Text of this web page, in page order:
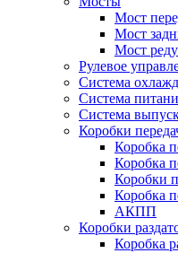
Мост
Мост
Мост
Рулевое
Система
Система
Система
Коробки
Коробка
Коробка
Коробки
Коробка
АКПП
Коробки
Коробка